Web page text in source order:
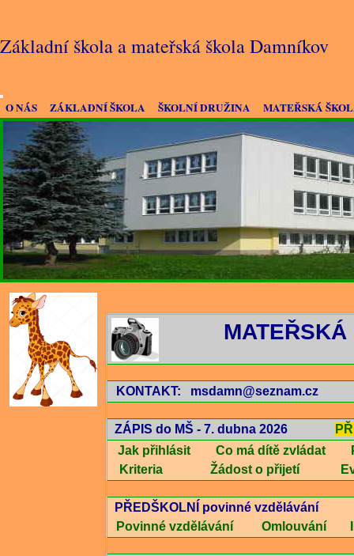
O NÁS ZÁKLADNÍ ŠKOLA ŠKOLNÍ DRUŽINA MATEŘSKÁ
Základní škola a mateřská škola Damníkov
MATEŘSKÁ
KONTAKT: msdamn@seznam.cz
ZÁPIS do MŠ - 7. dubna 2026
Jak přihlásit
Co má dítě zvládat
Kriteria
Žádost o přijetí
PŘEDŠKOLNÍ povinné vzdělávání
Povinné vzdělávání
Omlouvání